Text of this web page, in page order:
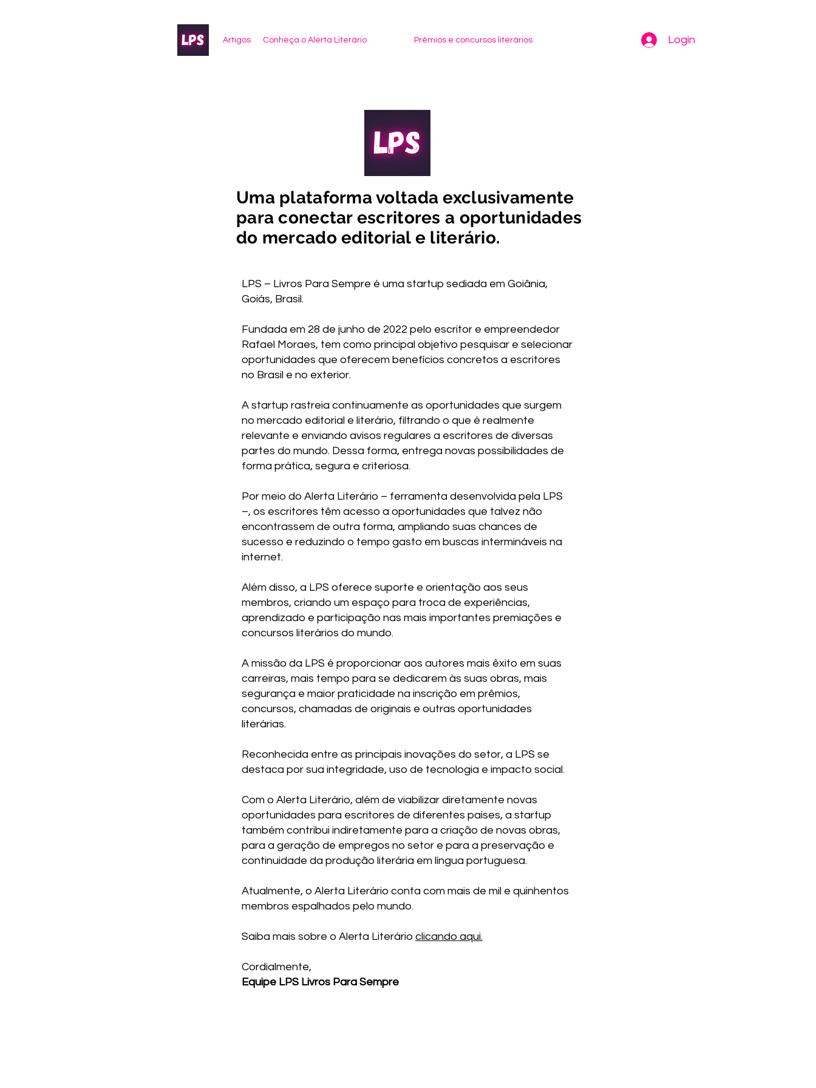
Artigos Conheça o Alerta Literário Prêmios e concursos literários Login
Uma plataforma voltada exclusivamente
para conectar escritores a oportunidades
do mercado editorial e literário.
LPS – Livros Para Sempre é uma startup sediada em Goiânia,
Goiás, Brasil.
Fundada em 28 de junho de 2022 pelo escritor e empreendedor
Rafael Moraes, tem como principal objetivo pesquisar e selecionar
oportunidades que oferecem benefícios concretos a escritores
no Brasil e no exterior.
A startup rastreia continuamente as oportunidades que surgem
no mercado editorial e literário, filtrando o que é realmente
relevante e enviando avisos regulares a escritores de diversas
partes do mundo. Dessa forma, entrega novas possibilidades de
forma prática, segura e criteriosa.
Por meio do Alerta Literário – ferramenta desenvolvida pela LPS
–, os escritores têm acesso a oportunidades que talvez não
encontrassem de outra forma, ampliando suas chances de
sucesso e reduzindo o tempo gasto em buscas intermináveis na
internet.
Além disso, a LPS oferece suporte e orientação aos seus
membros, criando um espaço para troca de experiências,
aprendizado e participação nas mais importantes premiações e
concursos literários do mundo.
A missão da LPS é proporcionar aos autores mais êxito em suas
carreiras, mais tempo para se dedicarem às suas obras, mais
segurança e maior praticidade na inscrição em prêmios,
concursos, chamadas de originais e outras oportunidades
literárias.
Reconhecida entre as principais inovações do setor, a LPS se
destaca por sua integridade, uso de tecnologia e impacto social.
Com o Alerta Literário, além de viabilizar diretamente novas
oportunidades para escritores de diferentes países, a startup
também contribui indiretamente para a criação de novas obras,
para a geração de empregos no setor e para a preservação e
continuidade da produção literária em língua portuguesa.
Atualmente, o Alerta Literário conta com mais de mil e quinhentos
membros espalhados pelo mundo.
Saiba mais sobre o Alerta Literário clicando aqui.
Cordialmente,​
Equipe LPS Livros Para Sempre